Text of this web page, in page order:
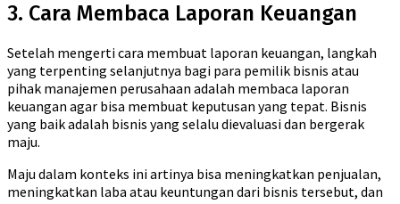
3. Cara Membaca Laporan Keuangan
Setelah mengerti cara membuat laporan keuangan, langkah
yang terpenting selanjutnya bagi para pemilik bisnis atau
pihak manajemen perusahaan adalah membaca laporan
keuangan agar bisa membuat keputusan yang tepat. Bisnis
yang baik adalah bisnis yang selalu dievaluasi dan bergerak
maju.
Maju dalam konteks ini artinya bisa meningkatkan penjualan,
meningkatkan laba atau keuntungan dari bisnis tersebut, dan